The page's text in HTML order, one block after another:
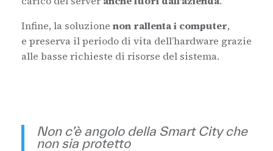
Infine, la soluzione non rallenta i computer,
e preserva il periodo di vita dell’hardware grazie
alle basse richieste di risorse del sistema.
Non c’è angolo della Smart City che
non sia protetto